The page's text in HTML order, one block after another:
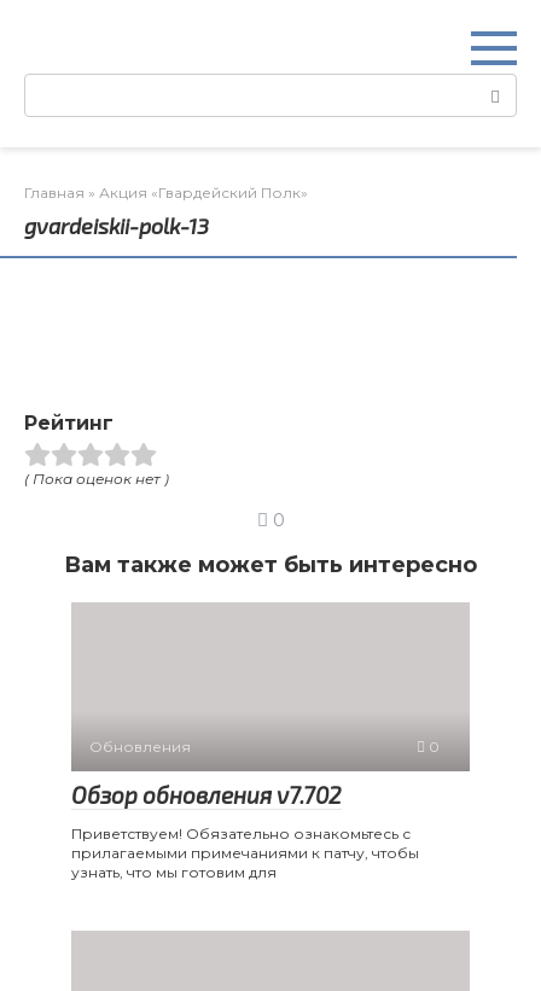
Поиск:
Главная » Акция «Гвардейский Полк»
gvardeiskii-polk-13
Рейтинг
( Пока оценок нет )
0
Вам также может быть интересно
Обновления 0
Обзор обновления v7.702
Приветствуем! Обязательно ознакомьтесь с
прилагаемыми примечаниями к патчу, чтобы
узнать, что мы готовим для